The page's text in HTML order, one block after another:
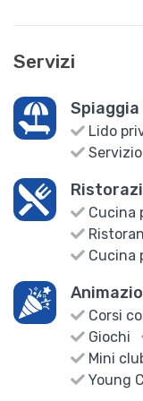
Servizi
Spiaggia
Lido
Cucina
Cucina
Corsi
Giochi
Mini
Young